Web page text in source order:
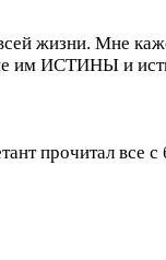
жизни. Мне
им ИСТИНЫ и
прочитал все